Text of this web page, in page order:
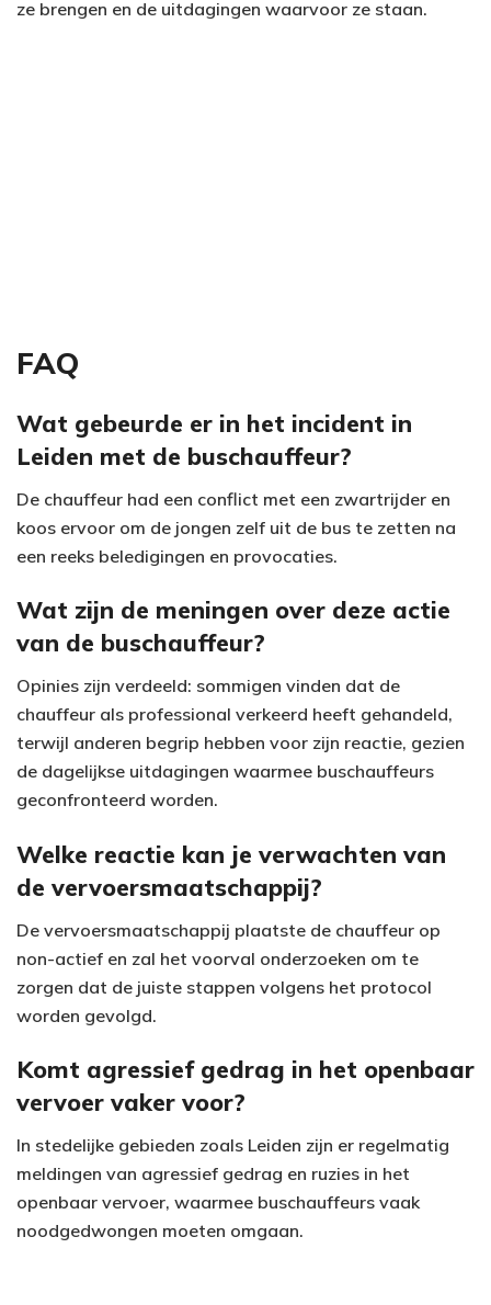
ze brengen en de uitdagingen waarvoor ze staan.
FAQ
Wat gebeurde er in het incident in
Leiden met de buschauffeur?
De chauffeur had een conflict met een zwartrijder en
koos ervoor om de jongen zelf uit de bus te zetten na
een reeks beledigingen en provocaties.
Wat zijn de meningen over deze actie
van de buschauffeur?
Opinies zijn verdeeld: sommigen vinden dat de
chauffeur als professional verkeerd heeft gehandeld,
terwijl anderen begrip hebben voor zijn reactie, gezien
de dagelijkse uitdagingen waarmee buschauffeurs
geconfronteerd worden.
Welke reactie kan je verwachten van
de vervoersmaatschappij?
De vervoersmaatschappij plaatste de chauffeur op
non-actief en zal het voorval onderzoeken om te
zorgen dat de juiste stappen volgens het protocol
worden gevolgd.
Komt agressief gedrag in het openbaar
vervoer vaker voor?
In stedelijke gebieden zoals Leiden zijn er regelmatig
meldingen van agressief gedrag en ruzies in het
openbaar vervoer, waarmee buschauffeurs vaak
noodgedwongen moeten omgaan.